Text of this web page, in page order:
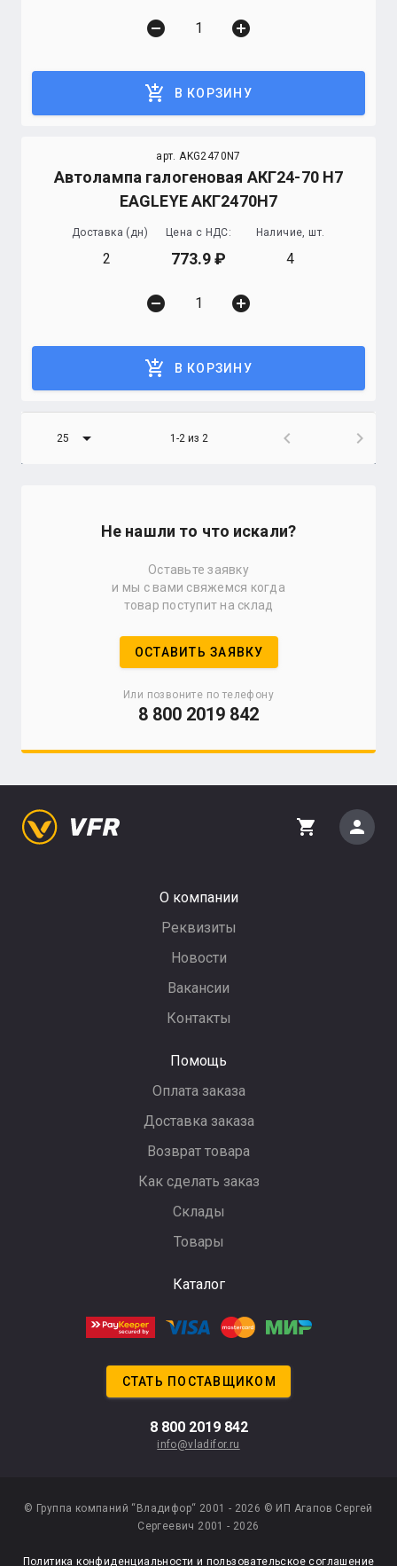
remove_circle add_circle
add_shopping_cart В КОРЗИНУ
арт. AKG2470N7
Автолампа галогеновая АКГ24-70 Н7
EAGLEYE АКГ2470Н7
Доставка (дн)
2
Цена с НДС:
773.9
Наличие, шт.
4
remove_circle add_circle
add_shopping_cart В КОРЗИНУ
25 arrow_drop_down 1-2 из 2 chevron_left chevron_right
Не нашли то что искали?
Оставьте заявку
и мы с вами свяжемся когда
товар поступит на склад
ОСТАВИТЬ ЗАЯВКУ
Или позвоните по телефону
8 800 2019 842
О компании
Реквизиты
Новости
Вакансии
Контакты
Помощь
Оплата заказа
Доставка заказа
Возврат товара
Как сделать заказ
Склады
Товары
Каталог
shopping_cart person
СТАТЬ ПОСТАВЩИКОМ
8 800 2019 842
info@vladifor.ru
© Группа компаний “Владифор“ 2001 - 2026 © ИП Агапов Сергей
Сергеевич 2001 - 2026
Политика конфиденциальности и пользовательское соглашение